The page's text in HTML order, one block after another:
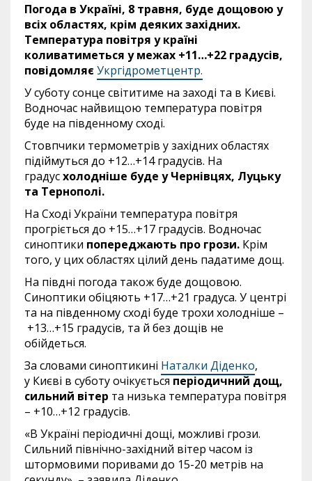
Погода в Україні, 8 травня, буде дощовою у
всіх областях, крім деяких західних.
Температура повітря у країні
коливатиметься у межах +11…+22 градусів,
повідомляє Укргідрометцентр.
У суботу сонце світитиме на заході та в Києві.
Водночас найвищою температура повітря
буде на південному сході.
Стовпчики термометрів у західних областях
підіймуться до +12…+14 градусів. На
градусхолодніше буде у Чернівцях, Луцьку
та Тернополі.
На Сході України температура повітря
прогріється до +15…+17 градусів. Водночас
синоптики попереджають про грози. Крім
того, у цих областях цілий день падатиме дощ.
На півдні погода також буде дощовою.
Синоптики обіцяють +17…+21 градуса. У центрі
та на південному сході буде трохи холодніше –
+13…+15 градусів, та й без дощів не
обійдеться.
За словами синоптикині Наталки Діденко,
у Києві в суботу очікуєтьсяперіодичний дощ,
сильний вітер та низька температура повітря
– +10…+12 градусів.
«В Україні періодичні дощі, можливі грози.
Сильний північно-західний вітер часом із
штормовими поривами до 15-20 метрів на